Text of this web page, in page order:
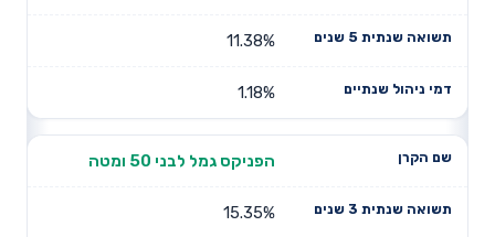
11.38%
1.18%
הפניקס גמל לבני 50 ומטה
15.35%